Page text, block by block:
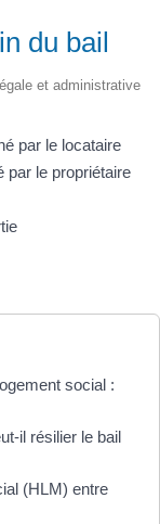
du bail
et administrative
par le locataire
par le propriétaire
social :
il résilier le bail
(HLM) entre